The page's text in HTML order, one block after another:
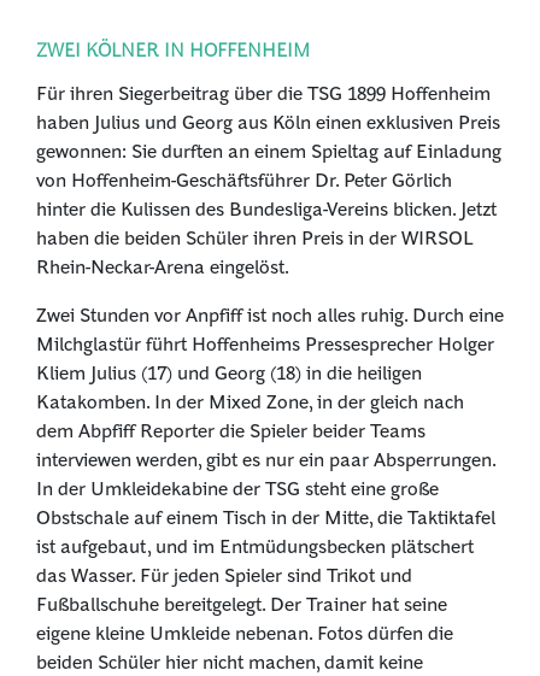
ZWEI KÖLNER IN HOFFENHEIM
Für ihren Siegerbeitrag über die TSG 1899 Hoffenheim
haben Julius und Georg aus Köln einen exklusiven Preis
gewonnen: Sie durften an einem Spieltag auf Einladung
von Hoffenheim-Geschäftsführer Dr. Peter Görlich
hinter die Kulissen des Bundesliga-Vereins blicken. Jetzt
haben die beiden Schüler ihren Preis in der WIRSOL
Rhein-Neckar-Arena eingelöst.
Zwei Stunden vor Anpfiff ist noch alles ruhig. Durch eine
Milchglastür führt Hoffenheims Pressesprecher Holger
Kliem Julius (17) und Georg (18) in die heiligen
Katakomben. In der Mixed Zone, in der gleich nach
dem Abpfiff Reporter die Spieler beider Teams
interviewen werden, gibt es nur ein paar Absperrungen.
In der Umkleidekabine der TSG steht eine große
Obstschale auf einem Tisch in der Mitte, die Taktiktafel
ist aufgebaut, und im Entmüdungsbecken plätschert
das Wasser. Für jeden Spieler sind Trikot und
Fußballschuhe bereitgelegt. Der Trainer hat seine
eigene kleine Umkleide nebenan. Fotos dürfen die
beiden Schüler hier nicht machen, damit keine